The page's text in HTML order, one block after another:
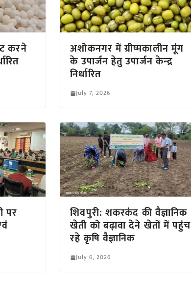
करने अशोकनगर में ग्रीष्मकालीन मूंग
के उपार्जन हेतु उपार्जन केन्‍द्र
निर्धारित
July 7, 2026
पर शिवपुरी: शकरकंद की वैज्ञानिक
खेती को बढ़ावा देने खेतों में पहुंच
रहे कृषि वैज्ञानिक
July 6, 2026